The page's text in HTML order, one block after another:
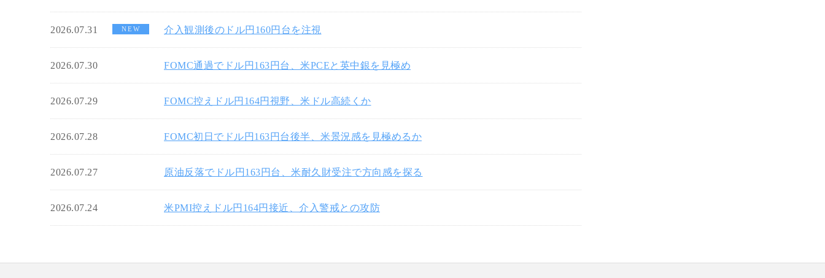
2026.07.31 NEW 介入観測後のドル円160円台を注視
2026.07.30 FOMC通過でドル円163円台、米PCEと英中銀を見極め
2026.07.29 FOMC控えドル円164円視野、米ドル高続くか
2026.07.28 FOMC初日でドル円163円台後半、米景況感を見極めるか
2026.07.27 原油反落でドル円163円台、米耐久財受注で方向感を探る
2026.07.24 米PMI控えドル円164円接近、介入警戒との攻防